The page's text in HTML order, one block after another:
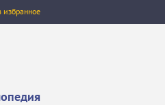
избранное